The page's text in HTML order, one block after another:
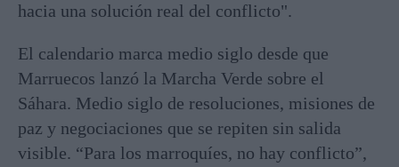
hacia una solución real del conflicto".
El calendario marca medio siglo desde que
Marruecos lanzó la Marcha Verde sobre el
Sáhara. Medio siglo de resoluciones, misiones de
paz y negociaciones que se repiten sin salida
visible. “Para los marroquíes, no hay conflicto”,